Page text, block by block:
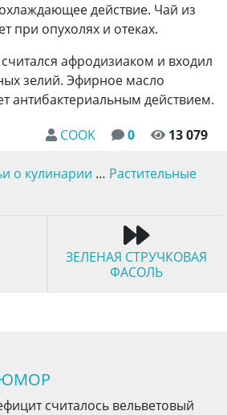
действие. Чай из
при опухолях и отеках.
афродизиаком и входил
зелий. Эфирное масло
антибактериальным действием.
COOK
0
13 079
о кулинарии … Растительные
ЗЕЛЕНАЯ СТРУЧКОВАЯ
ФАСОЛЬ
считалось вельветовый